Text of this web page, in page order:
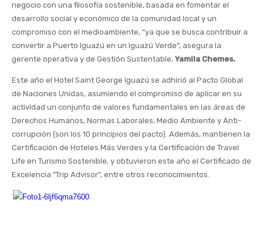
negocio con una filosofía sostenible, basada en fomentar el
desarrollo social y económico de la comunidad local y un
compromiso con el medioambiente, “ya que se busca contribuir a
convertir a Puerto Iguazú en un Iguazú Verde”, asegura la
gerente operativa y de Gestión Sustentable, Yamila Chemes.
Este año el Hotel Saint George Iguazú se adhirió al Pacto Global
de Naciones Unidas, asumiendo el compromiso de aplicar en su
actividad un conjunto de valores fundamentales en las áreas de
Derechos Humanos, Normas Laborales, Medio Ambiente y Anti-
corrupción (son los 10 principios del pacto). Además, mantienen la
Certificación de Hoteles Más Verdes y la Certificación de Travel
Life en Turismo Sostenible, y obtuvieron este año el Certificado de
Excelencia “Trip Advisor”, entre otros reconocimientos.